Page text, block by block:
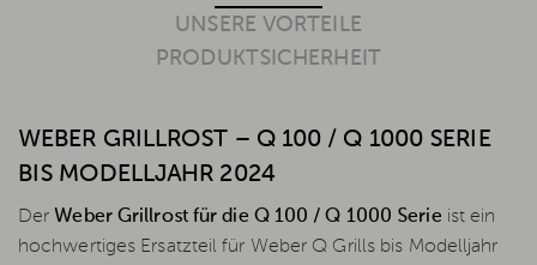
UNSERE VORTEILE
PRODUKTSICHERHEIT
WEBER GRILLROST – Q 100 / Q 1000 SERIE
BIS MODELLJAHR 2024
Der Weber Grillrost für die Q 100 / Q 1000 Serie ist ein
hochwertiges Ersatzteil für Weber Q Grills bis Modelljahr